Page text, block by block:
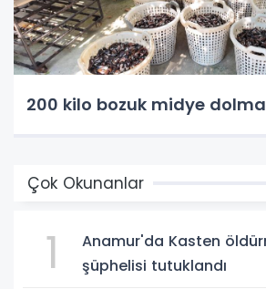
200 kilo bozuk midye
Çok Okunanlar
1
Anamur'da Kasten
şüphelisi tutuklandı